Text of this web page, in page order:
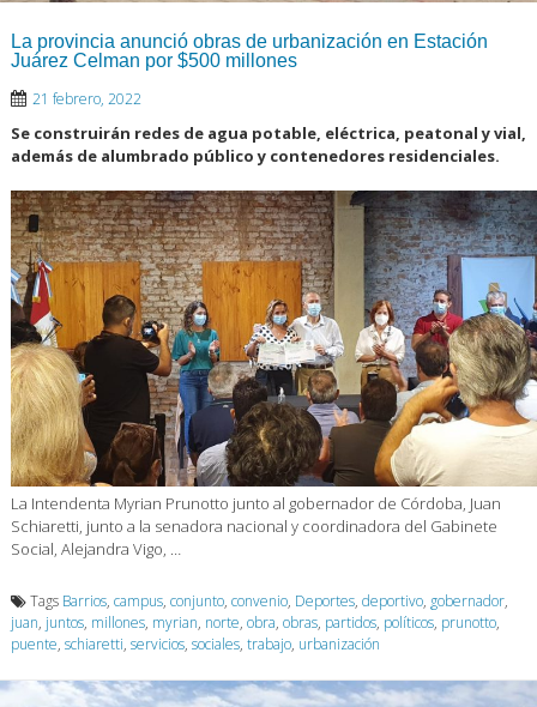
La provincia anunció obras de urbanización en Estación
Juárez Celman por $500 millones
21 febrero, 2022
Se construirán redes de agua potable, eléctrica, peatonal y vial,
además de alumbrado público y contenedores residenciales.
La Intendenta Myrian Prunotto junto al gobernador de Córdoba, Juan
Schiaretti, junto a la senadora nacional y coordinadora del Gabinete
Social, Alejandra Vigo, …
Tags Barrios, campus, conjunto, convenio, Deportes, deportivo, gobernador,
juan, juntos, millones, myrian, norte, obra, obras, partidos, políticos, prunotto,
puente, schiaretti, servicios, sociales, trabajo, urbanización